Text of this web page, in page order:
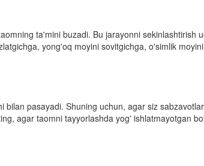
ta'mini buzadi. Bu jarayonni sekinlashtirish
yong'oq moyini sovitgichga, o'simlik
pasayadi. Shuning uchun, agar siz
agar taomni tayyorlashda yog' ishlatmayotgan